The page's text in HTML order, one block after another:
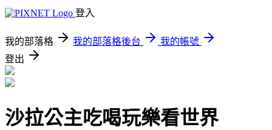
登入
我的部落格 我的部落格後台
我的帳號
登出
沙拉公主吃喝玩樂看世界